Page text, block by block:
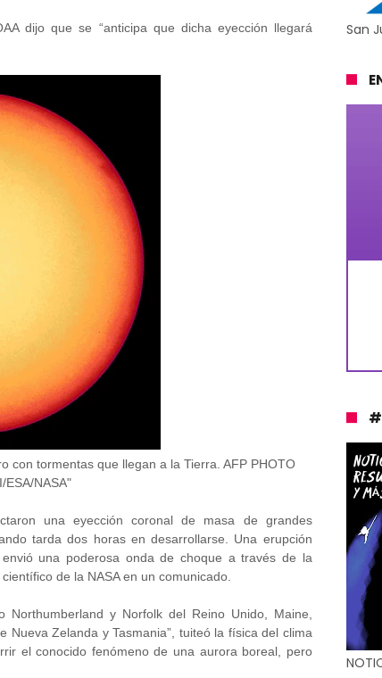
dijo que se “anticipa que dicha eyección llegará
con tormentas que llegan a la Tierra. AFP PHOTO
ESA/NASA"
una eyección coronal de masa de grandes
tarda dos horas en desarrollarse. Una erupción
una poderosa onda de choque a través de la
de la NASA en un comunicado.
y Norfolk del Reino Unido, Maine,
Nueva Zelanda y Tasmania”, tuiteó la física del clima
el conocido fenómeno de una aurora boreal, pero
San